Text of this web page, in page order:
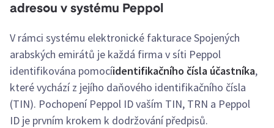
adresou v systému Peppol
V rámci systému elektronické fakturace Spojených
arabských emirátů je každá firma v síti Peppol
identifikována pomocíidentifikačního čísla účastníka,
které vychází z jejího daňového identifikačního čísla
(TIN). Pochopení Peppol ID vaším TIN, TRN a Peppol
ID je prvním krokem k dodržování předpisů.